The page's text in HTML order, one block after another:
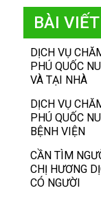
BÀI
DỊCH VỤ
PHÚ QUỐC
VÀ TẠI NHÀ
DỊCH VỤ
PHÚ QUỐC
BỆNH VIỆN
CẦN TÌM
CHỊ HƯƠNG
CÓ NGƯỜI